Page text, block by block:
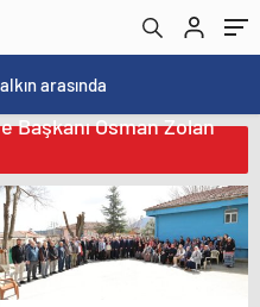
arasında
Başkanı Osman Zolan